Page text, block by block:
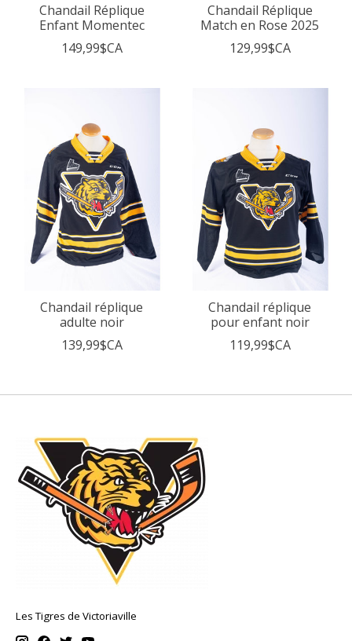
Chandail Réplique
Enfant Momentec
149,99$CA
Chandail Réplique
Match en Rose 2025
129,99$CA
Chandail réplique
adulte noir
139,99$CA
Chandail réplique
pour enfant noir
119,99$CA
Les Tigres de Victoriaville